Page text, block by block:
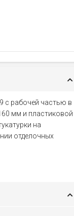
с рабочей частью в
мм и пластиковой
на
отделочных